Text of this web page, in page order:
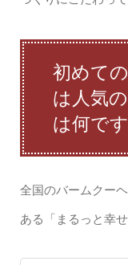
初めて
は人気
は何で
全国のバームクー
ある「まるっと幸